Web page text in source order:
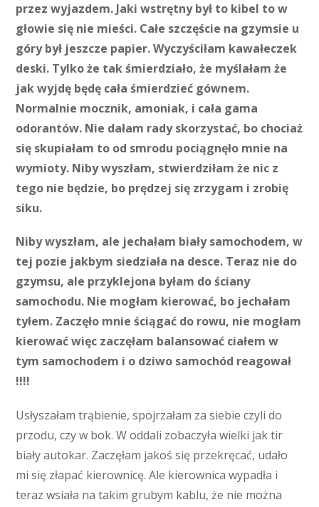
przez wyjazdem. Jaki wstrętny był to kibel to w
głowie się nie mieści. Całe szczęście na gzymsie u
góry był jeszcze papier. Wyczyściłam kawałeczek
deski. Tylko że tak śmierdziało, że myślałam że
jak wyjdę będę cała śmierdzieć gównem.
Normalnie mocznik, amoniak, i cała gama
odorantów. Nie dałam rady skorzystać, bo chociaż
się skupiałam to od smrodu pociągnęło mnie na
wymioty. Niby wyszłam, stwierdziłam że nic z
tego nie będzie, bo prędzej się zrzygam i zrobię
siku.
Niby wyszłam, ale jechałam biały samochodem, w
tej pozie jakbym siedziała na desce. Teraz nie do
gzymsu, ale przyklejona byłam do ściany
samochodu. Nie mogłam kierować, bo jechałam
tyłem. Zaczęło mnie ściągać do rowu, nie mogłam
kierować więc zaczęłam balansować ciałem w
tym samochodem i o dziwo samochód reagował
!!!!
Usłyszałam trąbienie, spojrzałam za siebie czyli do
przodu, czy w bok. W oddali zobaczyła wielki jak tir
biały autokar. Zaczęłam jakoś się przekręcać, udało
mi się złapać kierownicę. Ale kierownica wypadła i
teraz wsiała na takim grubym kablu, że nie można